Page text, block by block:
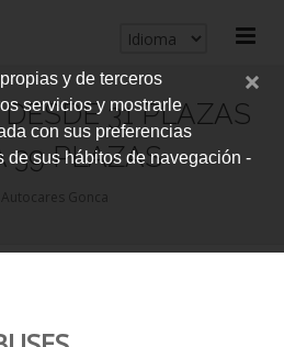
cerrar
y de terceros
servicios y mostrarle
con sus preferencias
de sus hábitos de navegación -
31 PLAZAS
39 PLAZAS
Autocares Gonca